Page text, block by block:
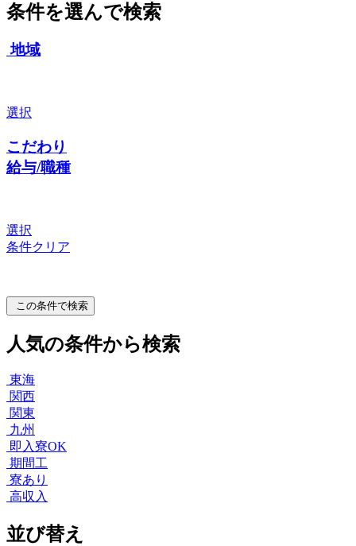
条件を選んで検索
地域
選択
こだわり
給与/職種
選択
条件クリア
この条件で検索
人気の条件から検索
東海
関西
関東
九州
即入寮OK
期間工
寮あり
高収入
並び替え